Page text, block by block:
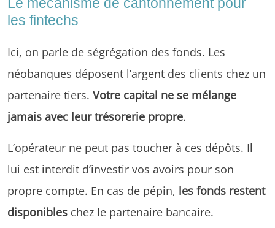
les fintechs
Ici, on parle de ségrégation des fonds. Les
néobanques déposent l’argent des clients chez un
partenaire tiers. Votre capital ne se mélange
jamais avec leur trésorerie propre.
L’opérateur ne peut pas toucher à ces dépôts. Il
lui est interdit d’investir vos avoirs pour son
propre compte. En cas de pépin, les fonds restent
disponibles chez le partenaire bancaire.